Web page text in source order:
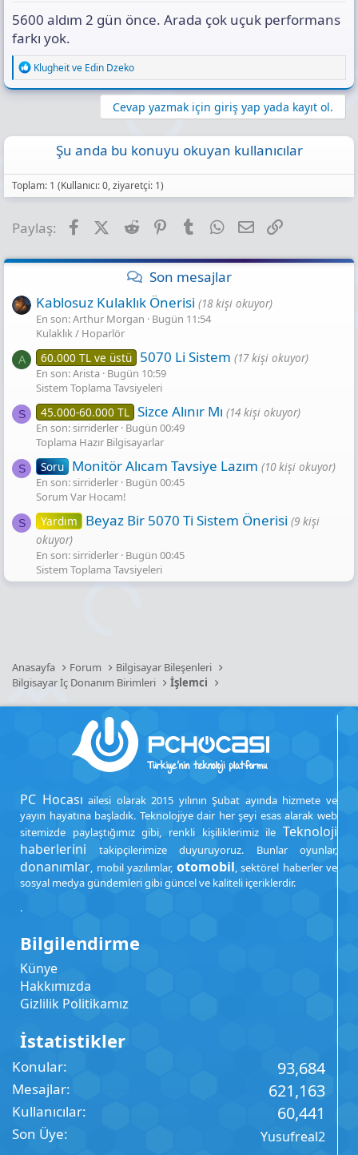
5600 aldım 2 gün önce. Arada çok uçuk performans
farkı yok.
R
e
a
:
Klugheitve Edin Dzeko
Cevap yazmak için giriş yap yada kayıt ol.
Şu anda bu konuyu okuyan kullanıcılar
Toplam: 1 (Kullanıcı: 0, ziyaretçi: 1)
Paylaş: FacebookX (Twitter)
Reddit PinterestTumblr WhatsApp
E-posta
Son mesajlar
Kablosuz Kulaklık Önerisi (18 kişi okuyor)
En son: Arthur Morgan
Bugün 11:54
Kulaklık / Hoparlör
A 60.000 TL ve üstü 5070 Li Sistem (17 kişi okuyor)
En son: Arista Bugün 10:59
Sistem Toplama Tavsiyeleri
S 45.000-60.000 TL Sizce Alınır Mı (14 kişi okuyor)
En son: sirriderler Bugün 00:49
Toplama Hazır Bilgisayarlar
S Soru Monitör Alıcam Tavsiye Lazım (10 kişi okuyor)
En son: sirriderler Bugün 00:45
Sorum Var Hocam!
S Yardım Beyaz Bir 5070 Ti Sistem Önerisi (9 kişi
okuyor)
En son: sirriderler Bugün 00:45
Sistem Toplama Tavsiyeleri
Anasayfa Forum
Bilgisayar Bileşenleri
Bilgisayar İç Donanım Birimleri
İşlemci
PC Hocası ailesi olarak 2015 yılının Şubat ayında hizmete ve
yayın hayatına başladık. Teknolojiye dair her şeyi esas alarak web
sitemizde paylaştığımız gibi, renkli kişiliklerimiz ile Teknoloji
haberlerini takipçilerimize duyuruyoruz. Bunlar oyunlar,
donanımlar, mobil yazılımlar, otomobil, sektörel haberler ve
sosyal medya gündemleri gibi güncel ve kaliteli içeriklerdir.
.
Bilgilendirme
Künye
Hakkımızda
Gizlilik Politikamız
İstatistikler
Konular 93,684
Mesajlar 621,163
Kullanıcılar 60,441
Son Üye Yusufreal2